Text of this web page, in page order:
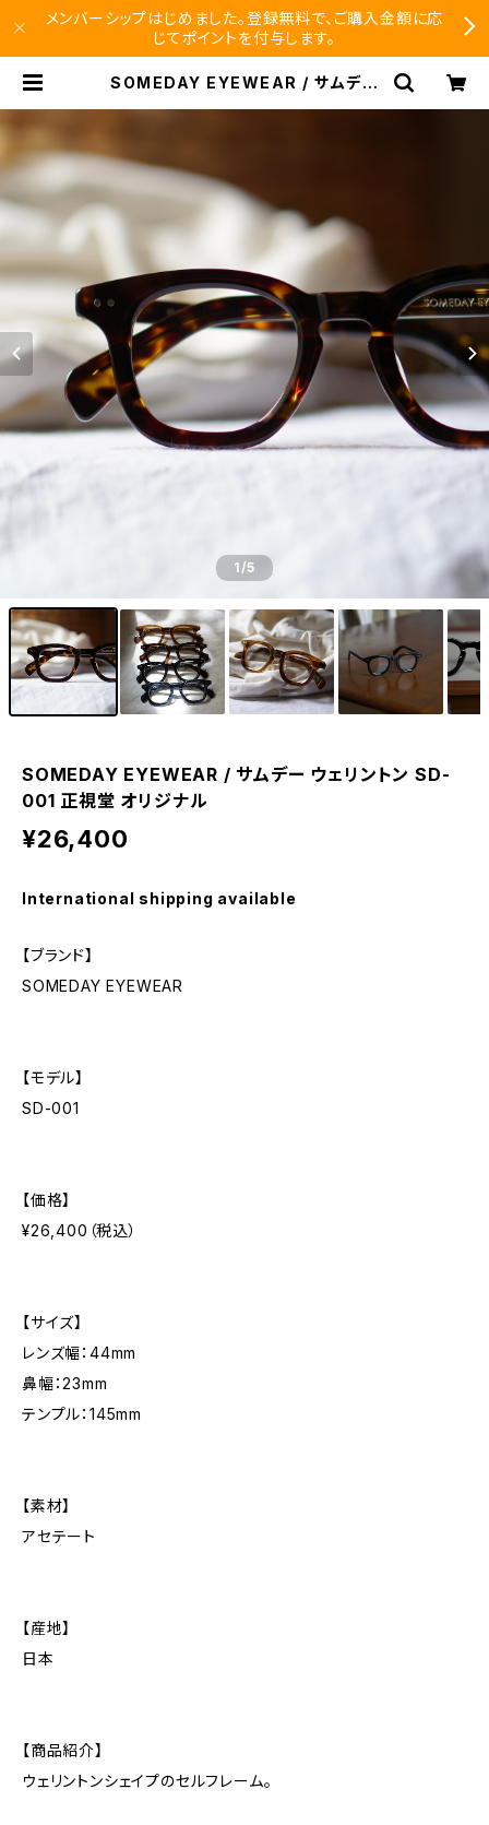
メンバーシップはじめました。登録無料で、ご購入金額に応
じてポイントを付与します。
SOMEDAY EYEWEAR / サムデー
1/5
SOMEDAY EYEWEAR / サムデー ウェリントン SD-
001 正視堂 オリジナル
¥26,400
International shipping available
【ブランド】
SOMEDAY EYEWEAR
【モデル】
SD-001
【価格】
¥26,400（税込）
【サイズ】
レンズ幅：44mm
鼻幅：23mm
テンプル：145mm
【素材】
アセテート
【産地】
日本
【商品紹介】
ウェリントンシェイプのセルフレーム。